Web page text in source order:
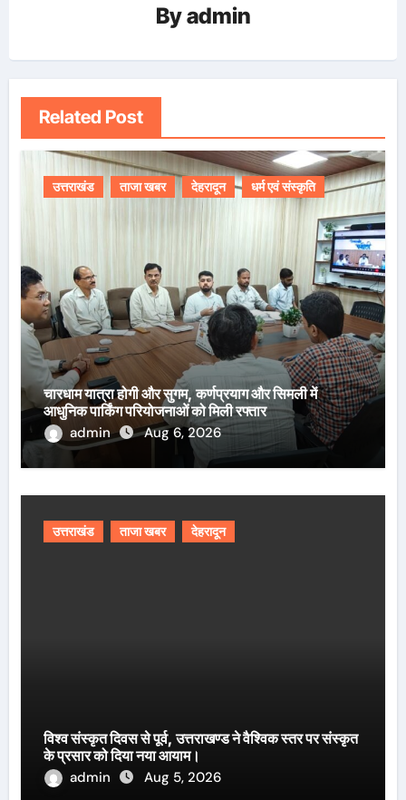
Byadmin
Related Post
उत्तराखंड ताजा खबर देहरादून धर्म एवं संस्कृति
चारधाम यात्रा होगी और सुगम, कर्णप्रयाग और सिमली में
आधुनिक पार्किंग परियोजनाओं को मिली रफ्तार
admin
Aug 6, 2026
उत्तराखंड ताजा खबर देहरादून
विश्व संस्कृत दिवस से पूर्व, उत्तराखण्ड ने वैश्विक स्तर पर संस्कृत
के प्रसार को दिया नया आयाम।
admin
Aug 5, 2026